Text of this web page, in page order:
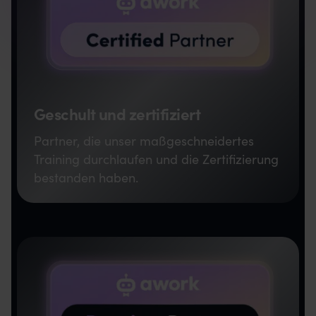
Geschult und zertifiziert
Partner, die unser maßgeschneidertes
Training durchlaufen und die Zertifizierung
bestanden haben.